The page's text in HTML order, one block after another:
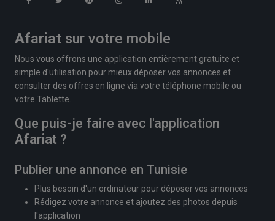
Afariat sur votre mobile
Nous vous offrons une application entièrement gratuite et
simple d'utilisation pour mieux déposer vos annonces et
consulter des offres en ligne via votre téléphone mobile ou
votre Tablette.
Que puis-je faire avec l'application
Afariat ?
Publier une annonce en Tunisie
Plus besoin d'un ordinateur pour déposer vos annonces
Rédigez votre annonce et ajoutez des photos depuis
l'application